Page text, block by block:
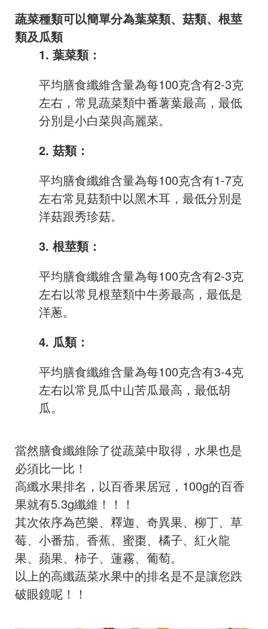
蔬菜種類可以簡單分為葉菜類、菇類、根莖
類及瓜類
1. 葉菜類：
平均膳食纖維含量為每100克含有2-3克
左右，常見蔬菜類中番薯葉最高，最低
分別是小白菜與高麗菜。
2. 菇類：
平均膳食纖維含量為每100克含有1-7克
左右常見菇類中以黑木耳，最低分別是
洋菇跟秀珍菇。
3. 根莖類：
平均膳食纖維含量為每100克含有2-3克
左右以常見根莖類中牛蒡最高，最低是
洋蔥。
4. 瓜類：
平均膳食纖維含量為每100克含有3-4克
左右以常見瓜中山苦瓜最高，最低胡
瓜。
當然膳食纖維除了從蔬菜中取得，水果也是
必須比一比！
高纖水果排名，以百香果居冠，100g的百香
果就有5.3g纖維！！！
其次依序為芭樂、釋迦、奇異果、柳丁、草
莓、小番茄、香蕉、蜜棗、橘子、紅火龍
果、蘋果、柿子、蓮霧、葡萄。
以上的高纖蔬菜水果中的排名是不是讓您跌
破眼鏡呢！！